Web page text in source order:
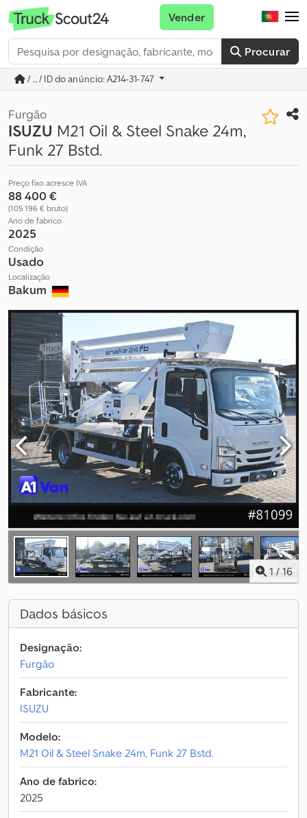
Procurar
Vender
/ ... / ID do anúncio: A214-31-747
Furgão
ISUZU M21 Oil & Steel Snake 24m,
Funk 27 Bstd.
Preço fixo acresce IVA
88 400 €
(105 196 € bruto)
Ano de fabrico
2025
Condição
Usado
Localização
Bakum
1 / 16
Dados básicos
Designação:
Furgão
Fabricante:
ISUZU
Modelo:
M21 Oil & Steel Snake 24m, Funk 27 Bstd.
Ano de fabrico:
2025